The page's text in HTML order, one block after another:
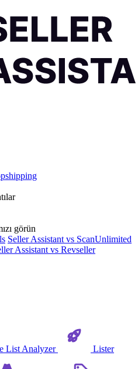
görün
Seller Assistant vs ScanUnlimited
Assistant vs Revseller
List Analyzer Lister